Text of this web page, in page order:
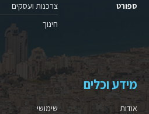
ספורט
צרכנות ועסקים
חינוך
מידע וכלים
אודות
שימושי